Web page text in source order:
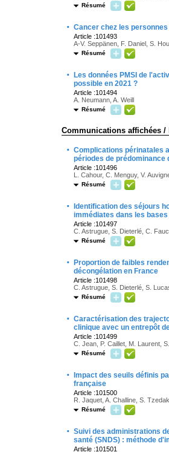
Résumé
· Cancer chez les
Article :101493
A-V. Seppänen, F. Daniel, S.
Résumé
·
Les données PMSI de
possible en 2021 ?
Article :101494
A. Neumann, A. Weill
Résumé
Communications affichées /
· Complications périnatales
périodes de
Article :101496
L. Cahour, C. Menguy, V.
Résumé
·
Identification des séjours
immédiates dans les
Article :101497
C. Astrugue, S. Dieterlé, C.
Résumé
·
Proportion de faibles
décongélation en France
Article :101498
C. Astrugue, S. Dieterlé, S.
Résumé
· Caractérisation des
clinique avec un entrepôt
Article :101499
C. Jean, P. Caillet, M. Laurent,
Résumé
·
Impact des seuils définis
française
Article :101500
R. Jaquet, A. Challine, S.
Résumé
· Suivi des administrations
santé (SNDS) : méthode
Article :101501